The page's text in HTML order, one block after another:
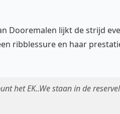
Dooremalen lijkt de strijd
ribblessure en haar
het EK..We staan in de